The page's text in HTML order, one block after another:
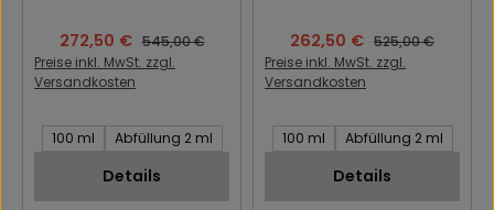
Verkaufspreis:
272,50 € Regulärer Preis:
545,00 €
Preise inkl. MwSt. zzgl.
Versandkosten
Inhalt des Artikel:
100 ml Abfüllung 2 ml
Details
Verkaufspreis:
262,50 € Regulärer Preis:
525,00 €
Preise inkl. MwSt. zzgl.
Versandkosten
Inhalt des Artikel:
100 ml Abfüllung 2 ml
Details